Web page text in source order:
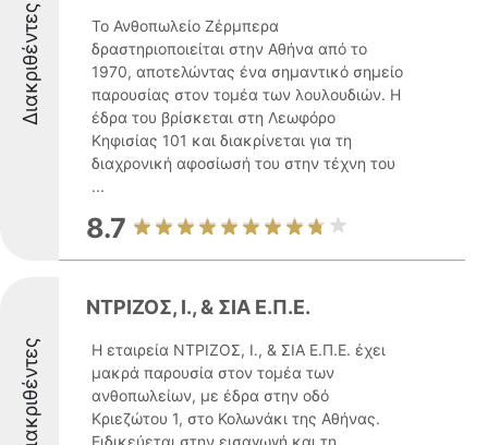
Διακριθέντες
Το Ανθοπωλείο Ζέρμπερα
δραστηριοποιείται στην Αθήνα από το
1970, αποτελώντας ένα σημαντικό σημείο
παρουσίας στον τομέα των λουλουδιών. Η
έδρα του βρίσκεται στη Λεωφόρο
Κηφισίας 101 και διακρίνεται για τη
διαχρονική αφοσίωσή του στην τέχνη του
...
8.7
Διακριθέντες
ΝΤΡΙΖΟΣ, Ι., & ΣΙΑ Ε.Π.Ε.
Η εταιρεία ΝΤΡΙΖΟΣ, Ι., & ΣΙΑ Ε.Π.Ε. έχει
μακρά παρουσία στον τομέα των
ανθοπωλείων, με έδρα στην οδό
Κριεζώτου 1, στο Κολωνάκι της Αθήνας.
Ειδικεύεται στην εισαγωγή και τη